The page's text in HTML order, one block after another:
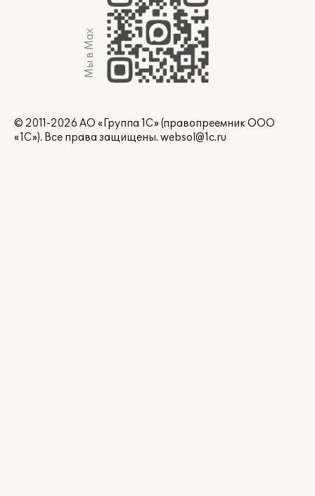
Мы в Max
© 2011-2026 АО «Группа 1С» (правопреемник ООО
«1С»). Все права защищены. websol@1c.ru